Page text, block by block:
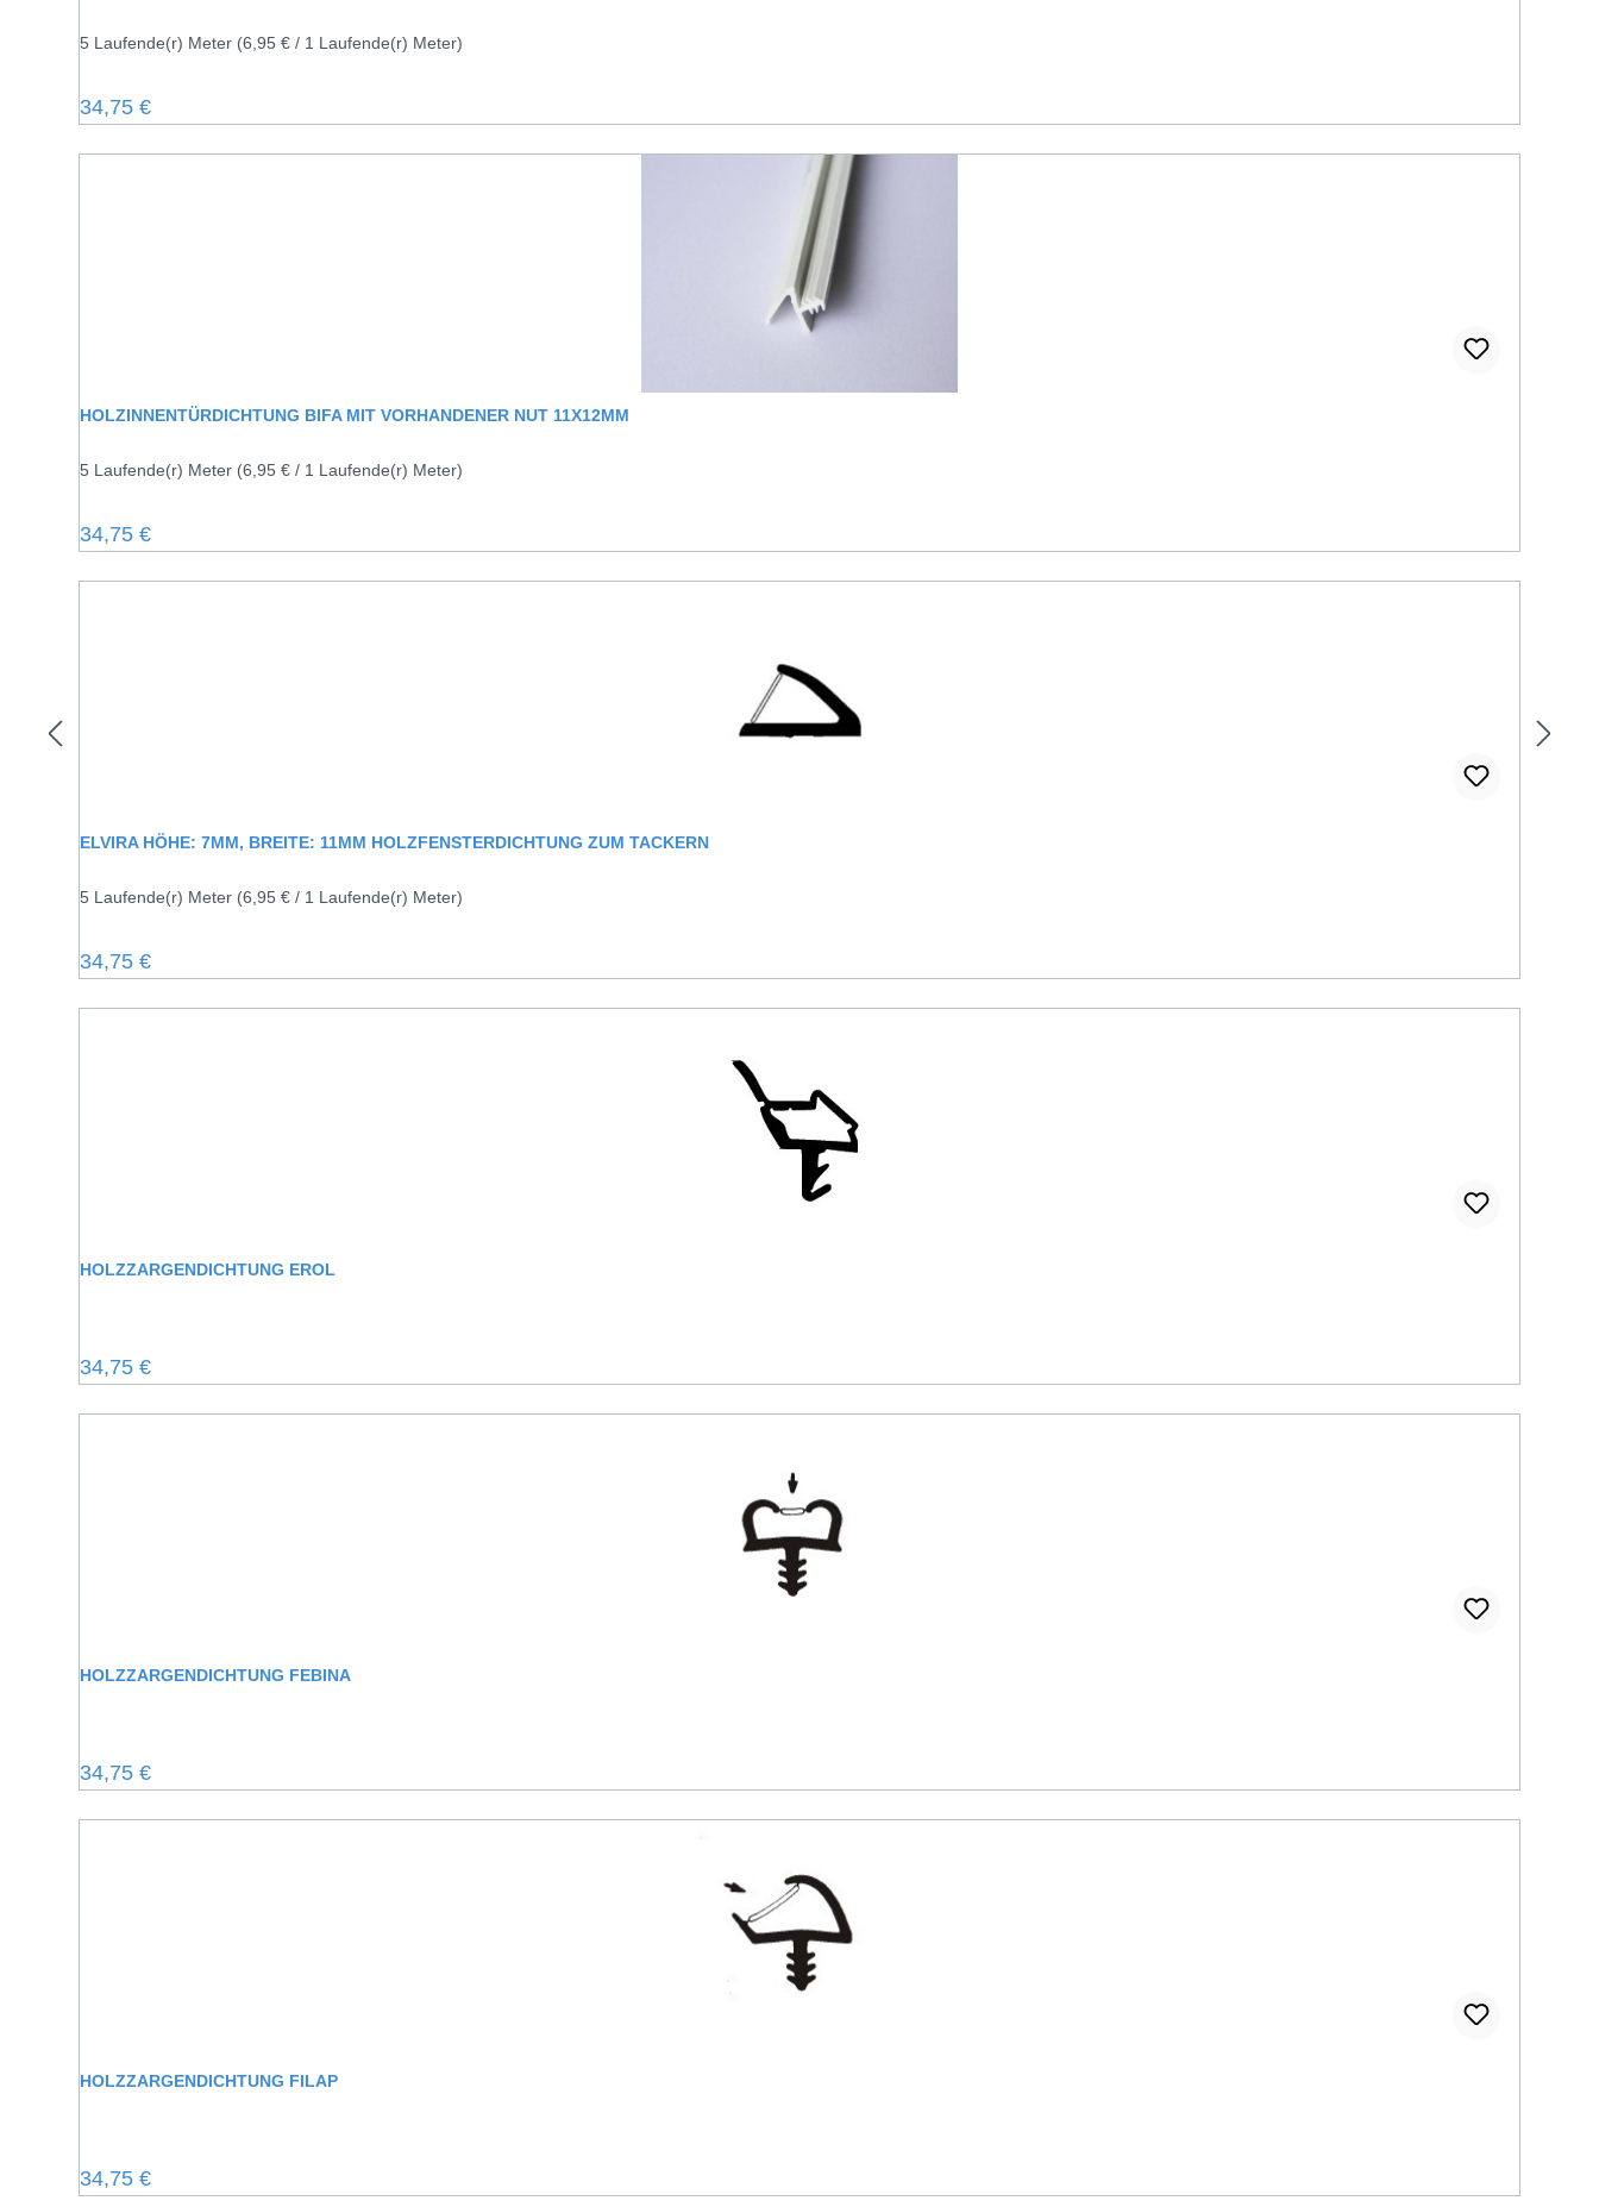
5 Laufende(r) Meter (6,95 € / 1 Laufende(r) Meter)
Regulärer Preis:
34,75 €
HOLZINNENTÜRDICHTUNG BIFA MIT VORHANDENER NUT 11X12MM
5 Laufende(r) Meter (6,95 € / 1 Laufende(r) Meter)
Regulärer Preis:
34,75 €
ELVIRA HÖHE: 7MM, BREITE: 11MM HOLZFENSTERDICHTUNG ZUM TACKERN
5 Laufende(r) Meter (6,95 € / 1 Laufende(r) Meter)
Regulärer Preis:
34,75 €
HOLZZARGENDICHTUNG EROL
Regulärer Preis:
34,75 €
HOLZZARGENDICHTUNG FEBINA
Regulärer Preis:
34,75 €
HOLZZARGENDICHTUNG FILAP
Regulärer Preis:
34,75 €